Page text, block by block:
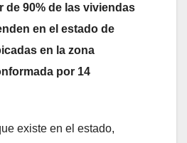
de 90% de las viviendas
en el estado de
en la zona
por 14
existe en el estado,